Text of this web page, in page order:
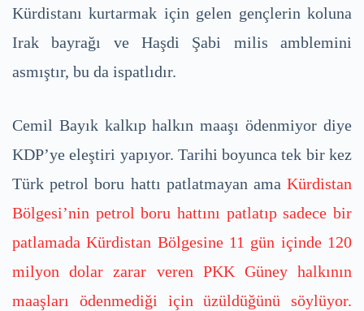
Kürdistanı kurtarmak için gelen gençlerin koluna
Irak bayrağı ve Haşdi Şabi milis amblemini
asmıştır, bu da ispatlıdır.
Cemil Bayık kalkıp halkın maaşı ödenmiyor diye
KDP’ye eleştiri yapıyor. Tarihi boyunca tek bir kez
Türk petrol boru hattı patlatmayan ama Kürdistan
Bölgesi’nin petrol boru hattını patlatıp sadece bir
patlamada Kürdistan Bölgesine 11 gün içinde 120
milyon dolar zarar veren PKK Güney halkının
maaşları ödenmediği için üzüldüğünü söylüyor.